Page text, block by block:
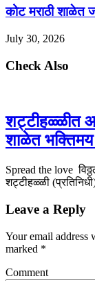
कोट मराठी शाळेत
July 30, 2026
Check Also
शट्टीहळ्ळीत
शाळेत भक्तिमय
Spread the love
शट्टीहळ्ळी
Leave a Reply
Your email address
marked *
Comment